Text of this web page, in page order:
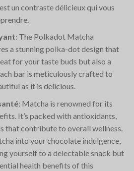
un contraste délicieux qui vous
: The Polkadot Matcha
a stunning polka-dot design that
for your taste buds but also a
bar is meticulously crafted to
as it is delicious.
: Matcha is renowned for its
It’s packed with antioxidants,
that contribute to overall wellness.
into your chocolate indulgence,
yourself to a delectable snack but
health benefits of this